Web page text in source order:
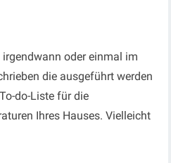
oder einmal im
die ausgeführt werden
do-Liste für die
Ihres Hauses. Vielleicht